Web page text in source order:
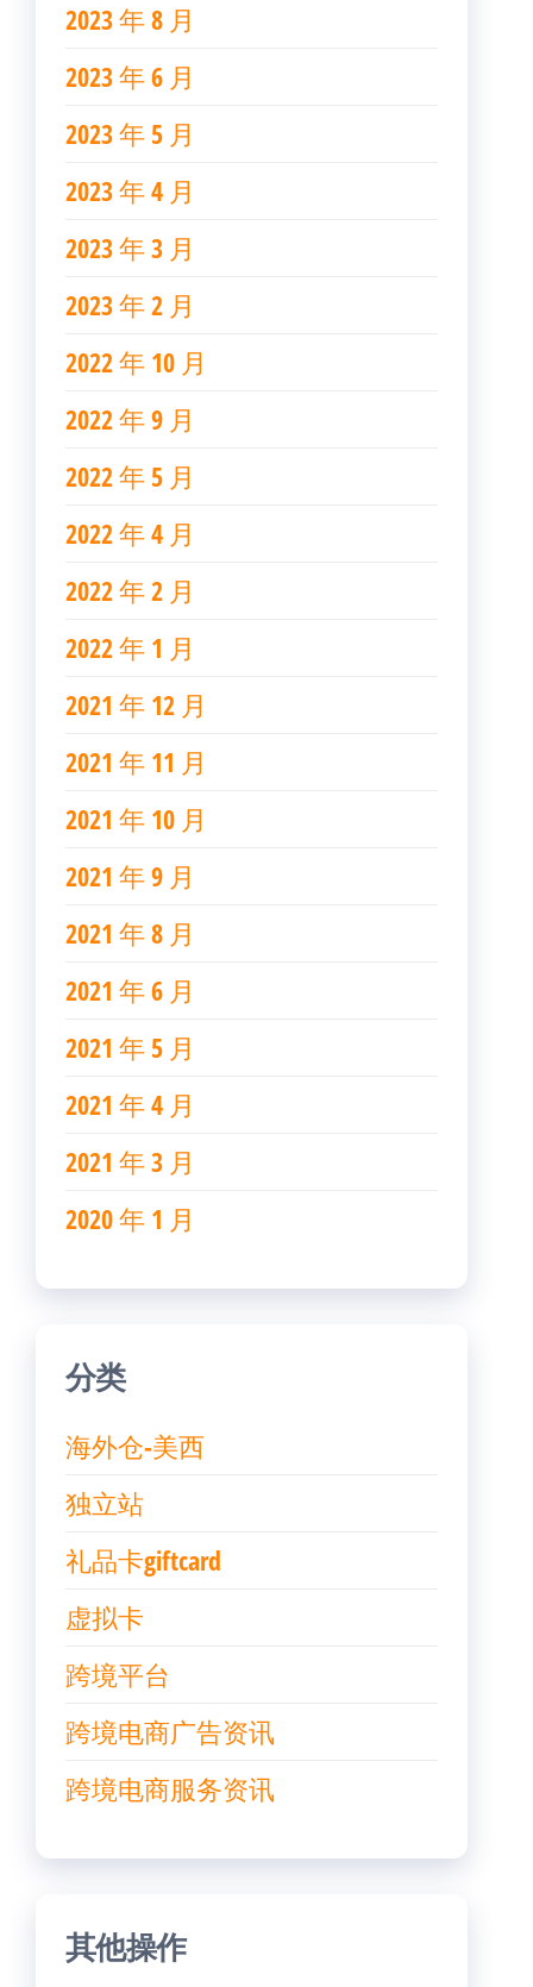
2023 年 8 月
2023 年 6 月
2023 年 5 月
2023 年 4 月
2023 年 3 月
2023 年 2 月
2022 年 10 月
2022 年 9 月
2022 年 5 月
2022 年 4 月
2022 年 2 月
2022 年 1 月
2021 年 12 月
2021 年 11 月
2021 年 10 月
2021 年 9 月
2021 年 8 月
2021 年 6 月
2021 年 5 月
2021 年 4 月
2021 年 3 月
2020 年 1 月
分类
海外仓-美西
独立站
礼品卡giftcard
虚拟卡
跨境平台
跨境电商广告资讯
跨境电商服务资讯
其他操作